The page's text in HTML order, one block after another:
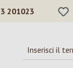
201023